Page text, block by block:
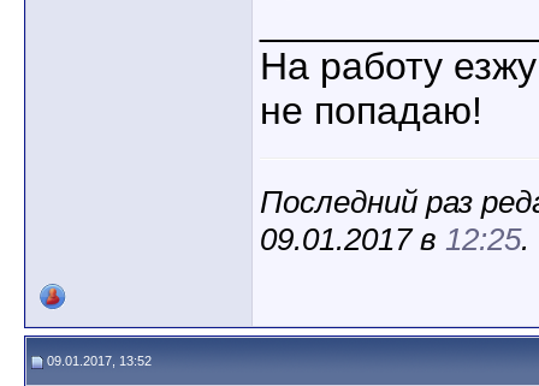
На работу
не попадаю!
Последний раз
09.01.2017 в 12:25.
09.01.2017, 13:52